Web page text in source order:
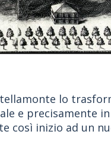
lo
e precisamente
così inizio ad un